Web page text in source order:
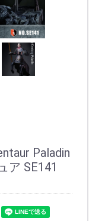
Paladin
ア SE141